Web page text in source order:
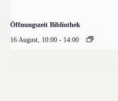
Öffnungszeit Bibliothek
16 August, 10:00 - 14:00